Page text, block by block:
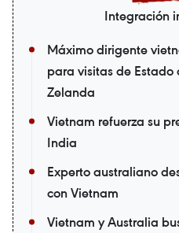
Integración
Máximo dirigente
para visitas de
Zelanda
Vietnam refuerza su
India
Experto australiano
con Vietnam
Vietnam y Australia